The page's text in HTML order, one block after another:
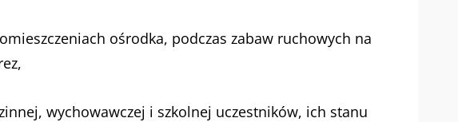
ośrodka, podczas zabaw ruchowych na
wychowawczej i szkolnej uczestników, ich stanu